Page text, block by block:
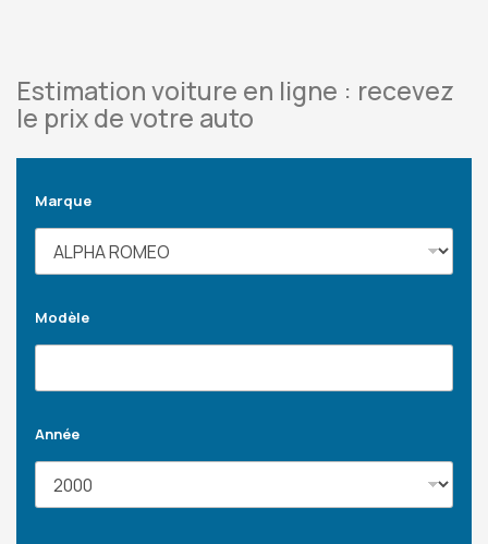
Estimation voiture en ligne : recevez
le prix de votre auto
Marque
Modèle
Année